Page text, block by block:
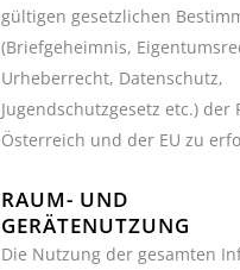
gültigen gesetzlichen
(Briefgeheimnis,
Urheberrecht, Datenschutz,
Jugendschutzgesetz etc.) der
Österreich und der EU zu
RAUM- UND
GERÄTENUTZUNG
Die Nutzung der gesamten